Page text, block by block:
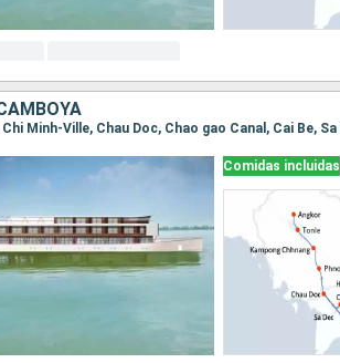
Comidas incluidas